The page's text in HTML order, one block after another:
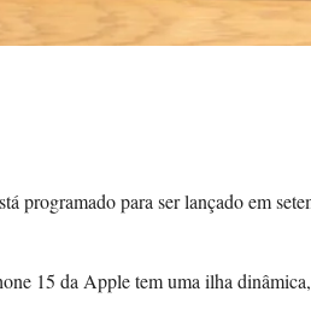
programado para ser lançado em
15 da Apple tem uma ilha